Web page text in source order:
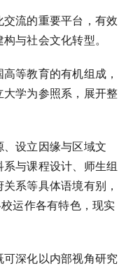
流的重要平台，有效
与社会文化转型。
等教育的有机组成，
学为参照系，展开整
设立因缘与区域文
与课程设计、师生组
系等具体语境有别，
运作各有特色，现实
深化以内部视角研究